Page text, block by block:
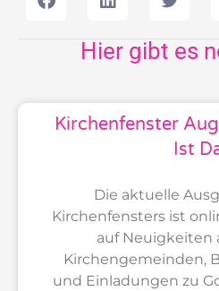
Hier gibt es
Kirchenfenster
Ist
Die aktuelle
Kirchenfensters ist
auf Neuigkeiten
Kirchengemeinden,
und Einladungen zu